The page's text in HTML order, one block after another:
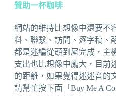
贊助一杯咖啡
網站的維持比想像中還要不
料、聯繫、訪問、逐字稿、
都是迷編從頭到尾完成，主
支出也比想像中龐大，目前
的距離，如果覺得迷迷音的
請幫忙按下面「Buy Me A